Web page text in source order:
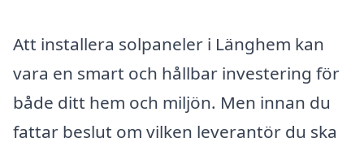
Att installera solpaneler i Länghem kan
vara en smart och hållbar investering för
både ditt hem och miljön. Men innan du
fattar beslut om vilken leverantör du ska